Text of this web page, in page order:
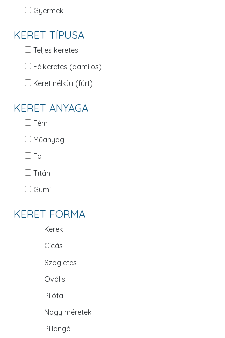
Gyermek
KERET TÍPUSA
Teljes keretes
Félkeretes (damilos)
Keret nélküli (fúrt)
KERET ANYAGA
Fém
Műanyag
Fa
Titán
Gumi
KERET FORMA
Kerek
Cicás
Szögletes
Ovális
Pilóta
Nagy méretek
Pillangó